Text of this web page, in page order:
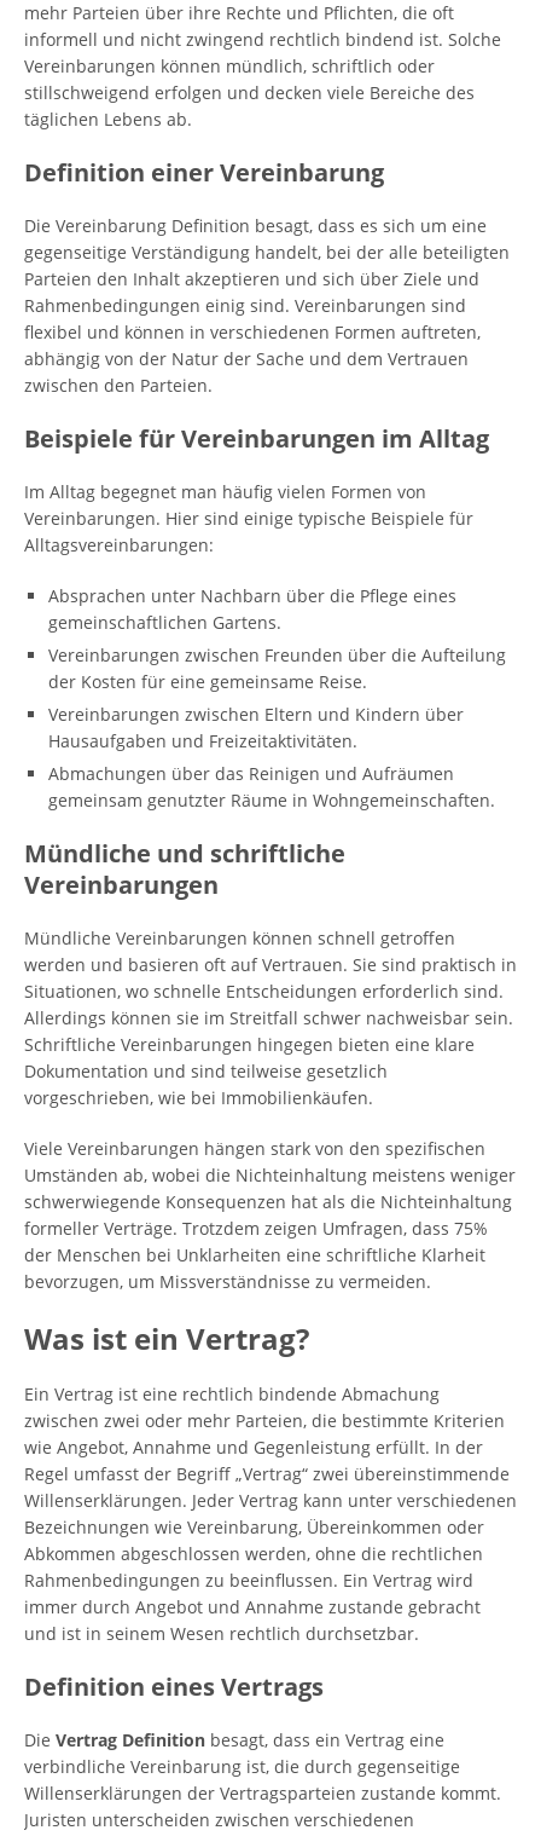
mehr Parteien über ihre Rechte und Pflichten, die oft
informell und nicht zwingend rechtlich bindend ist. Solche
Vereinbarungen können mündlich, schriftlich oder
stillschweigend erfolgen und decken viele Bereiche des
täglichen Lebens ab.
Definition einer Vereinbarung
Die Vereinbarung Definition besagt, dass es sich um eine
gegenseitige Verständigung handelt, bei der alle beteiligten
Parteien den Inhalt akzeptieren und sich über Ziele und
Rahmenbedingungen einig sind. Vereinbarungen sind
flexibel und können in verschiedenen Formen auftreten,
abhängig von der Natur der Sache und dem Vertrauen
zwischen den Parteien.
Beispiele für Vereinbarungen im Alltag
Im Alltag begegnet man häufig vielen Formen von
Vereinbarungen. Hier sind einige typische Beispiele für
Alltagsvereinbarungen:
Absprachen unter Nachbarn über die Pflege eines
gemeinschaftlichen Gartens.
Vereinbarungen zwischen Freunden über die Aufteilung
der Kosten für eine gemeinsame Reise.
Vereinbarungen zwischen Eltern und Kindern über
Hausaufgaben und Freizeitaktivitäten.
Abmachungen über das Reinigen und Aufräumen
gemeinsam genutzter Räume in Wohngemeinschaften.
Mündliche und schriftliche
Vereinbarungen
Mündliche Vereinbarungen können schnell getroffen
werden und basieren oft auf Vertrauen. Sie sind praktisch in
Situationen, wo schnelle Entscheidungen erforderlich sind.
Allerdings können sie im Streitfall schwer nachweisbar sein.
Schriftliche Vereinbarungen hingegen bieten eine klare
Dokumentation und sind teilweise gesetzlich
vorgeschrieben, wie bei Immobilienkäufen.
Viele Vereinbarungen hängen stark von den spezifischen
Umständen ab, wobei die Nichteinhaltung meistens weniger
schwerwiegende Konsequenzen hat als die Nichteinhaltung
formeller Verträge. Trotzdem zeigen Umfragen, dass 75%
der Menschen bei Unklarheiten eine schriftliche Klarheit
bevorzugen, um Missverständnisse zu vermeiden.
Was ist ein Vertrag?
Ein Vertrag ist eine rechtlich bindende Abmachung
zwischen zwei oder mehr Parteien, die bestimmte Kriterien
wie Angebot, Annahme und Gegenleistung erfüllt. In der
Regel umfasst der Begriff „Vertrag“ zwei übereinstimmende
Willenserklärungen. Jeder Vertrag kann unter verschiedenen
Bezeichnungen wie Vereinbarung, Übereinkommen oder
Abkommen abgeschlossen werden, ohne die rechtlichen
Rahmenbedingungen zu beeinflussen. Ein Vertrag wird
immer durch Angebot und Annahme zustande gebracht
und ist in seinem Wesen rechtlich durchsetzbar.
Definition eines Vertrags
Die Vertrag Definition besagt, dass ein Vertrag eine
verbindliche Vereinbarung ist, die durch gegenseitige
Willenserklärungen der Vertragsparteien zustande kommt.
Juristen unterscheiden zwischen verschiedenen